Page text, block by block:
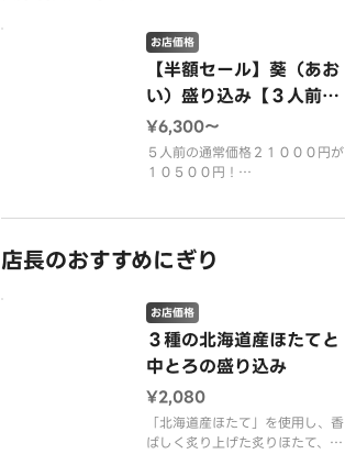
【半額セール】葵（あお
い）盛り込み【３人前
～】
お店価格
¥6,300〜
５人前の通常価格２１０００円が
１０５００円！
６３００円！
を盛り込んだ、極上の組み合わせ
です。
【内容】南まぐろ中とろ２貫・ま
ぐろ赤身・サーモン・海老
店長のおすすめにぎり
３種の北海道産ほたてと
中とろの盛り込み
お店価格
¥2,080
「北海道産ほたて」を使用し、香
ばしく炙り上げた炙りほたて、